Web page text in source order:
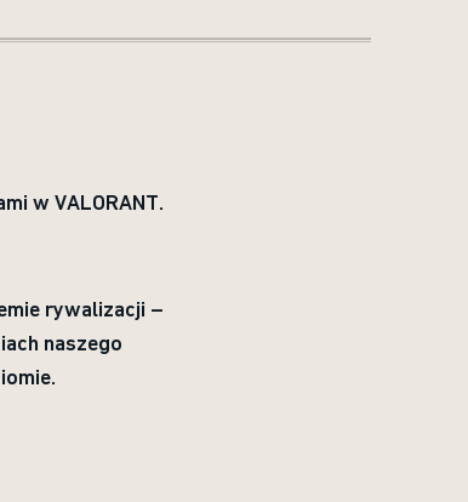
w VALORANT.
rywalizacji –
naszego